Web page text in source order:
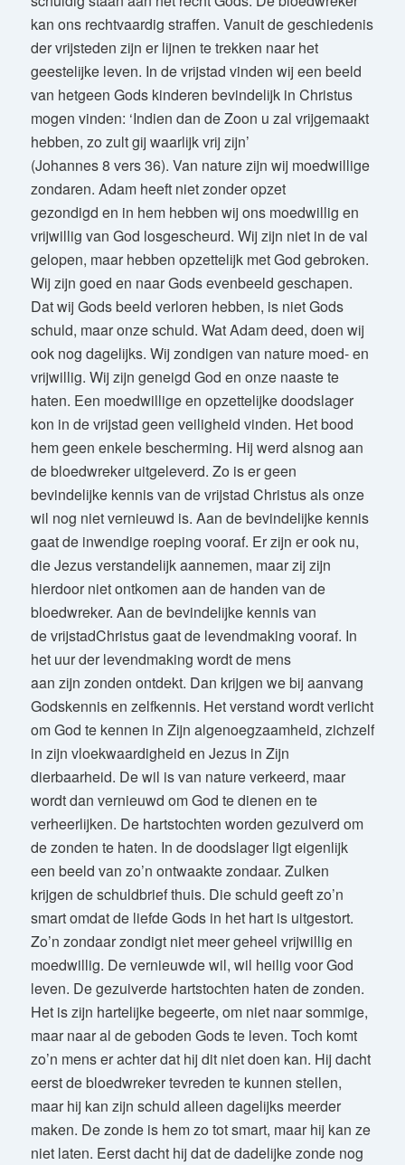
kan ons rechtvaardig straffen. Vanuit de geschiedenis
der vrijsteden zijn er lijnen te trekken naar het
geestelijke leven. In de vrijstad vinden wij een beeld
van hetgeen Gods kinderen bevindelijk in Christus
mogen vinden: ‘Indien dan de Zoon u zal vrijgemaakt
hebben, zo zult gij waarlijk vrij zijn’
(Johannes 8 vers 36). Van nature zijn wij moedwillige
zondaren. Adam heeft niet zonder opzet
gezondigd en in hem hebben wij ons moedwillig en
vrijwillig van God losgescheurd. Wij zijn niet in de val
gelopen, maar hebben opzettelijk met God gebroken.
Wij zijn goed en naar Gods evenbeeld geschapen.
Dat wij Gods beeld verloren hebben, is niet Gods
schuld, maar onze schuld. Wat Adam deed, doen wij
ook nog dagelijks. Wij zondigen van nature moed- en
vrijwillig. Wij zijn geneigd God en onze naaste te
haten. Een moedwillige en opzettelijke doodslager
kon in de vrijstad geen veiligheid vinden. Het bood
hem geen enkele bescherming. Hij werd alsnog aan
de bloedwreker uitgeleverd. Zo is er geen
bevindelijke kennis van de vrijstad Christus als onze
wil nog niet vernieuwd is. Aan de bevindelijke kennis
gaat de inwendige roeping vooraf. Er zijn er ook nu,
die Jezus verstandelijk aannemen, maar zij zijn
hierdoor niet ontkomen aan de handen van de
bloedwreker. Aan de bevindelijke kennis van
de vrijstadChristus gaat de levendmaking vooraf. In
het uur der levendmaking wordt de mens
aan zijn zonden ontdekt. Dan krijgen we bij aanvang
Godskennis en zelfkennis. Het verstand wordt verlicht
om God te kennen in Zijn algenoegzaamheid, zichzelf
in zijn vloekwaardigheid en Jezus in Zijn
dierbaarheid. De wil is van nature verkeerd, maar
wordt dan vernieuwd om God te dienen en te
verheerlijken. De hartstochten worden gezuiverd om
de zonden te haten. In de doodslager ligt eigenlijk
een beeld van zo’n ontwaakte zondaar. Zulken
krijgen de schuldbrief thuis. Die schuld geeft zo’n
smart omdat de liefde Gods in het hart is uitgestort.
Zo’n zondaar zondigt niet meer geheel vrijwillig en
moedwillig. De vernieuwde wil, wil heilig voor God
leven. De gezuiverde hartstochten haten de zonden.
Het is zijn hartelijke begeerte, om niet naar sommige,
maar naar al de geboden Gods te leven. Toch komt
zo’n mens er achter dat hij dit niet doen kan. Hij dacht
eerst de bloedwreker tevreden te kunnen stellen,
maar hij kan zijn schuld alleen dagelijks meerder
maken. De zonde is hem zo tot smart, maar hij kan ze
niet laten. Eerst dacht hij dat de dadelijke zonde nog